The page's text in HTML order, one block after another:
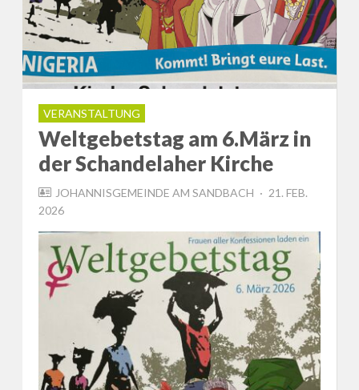
VERANSTALTUNG
Weltgebetstag am 6.März in
der Schandelaher Kirche
JOHANNISGEMEINDE AM SANDBACH
POSTED
21. FEB.
2026